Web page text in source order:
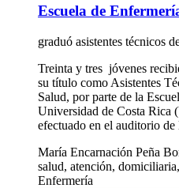
Escuela de
graduó asistentes técnicos
Treinta y tres jóvenes
su título como Asistentes
Salud, por parte de la
Universidad de Costa Rica
efectuado en el auditorio
María Encarnación Peña
salud, atención,
Enfermería